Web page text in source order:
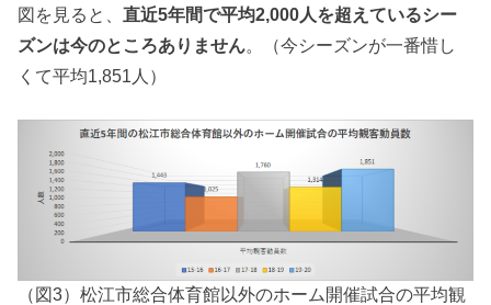
図を見ると、直近5年間で平均2,000人を超えているシー
ズンは今のところありません。（今シーズンが一番惜し
くて平均1,851人）
（図3）松江市総合体育館以外のホーム開催試合の平均観